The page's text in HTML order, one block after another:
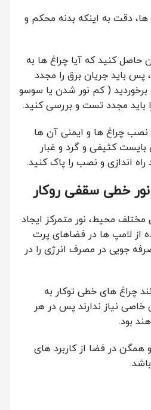
دقت به اینکه بدنه محکم و
حاصل کنید که آیا چراغ ها به
پس باید جریان برق را مجدد
( کم نور شدن یا سوسو
باید مجدد تست و بررسی کنید.
و نصب چراغ ها و ایمنی آن ها
کثیفی و گرد و غبار
اندازی و نصب را پاک کنید.
نور خطی سقفی روکار
مختلف محیط، نور متمرکز ایجاد
از لامپ ها در فضاهای پرت
جویی در مصرف انرژی را در
چراغ های خطی توکار به
نیاز ندارند پس در هر
بود.
همگن در فضا از کاربرد های